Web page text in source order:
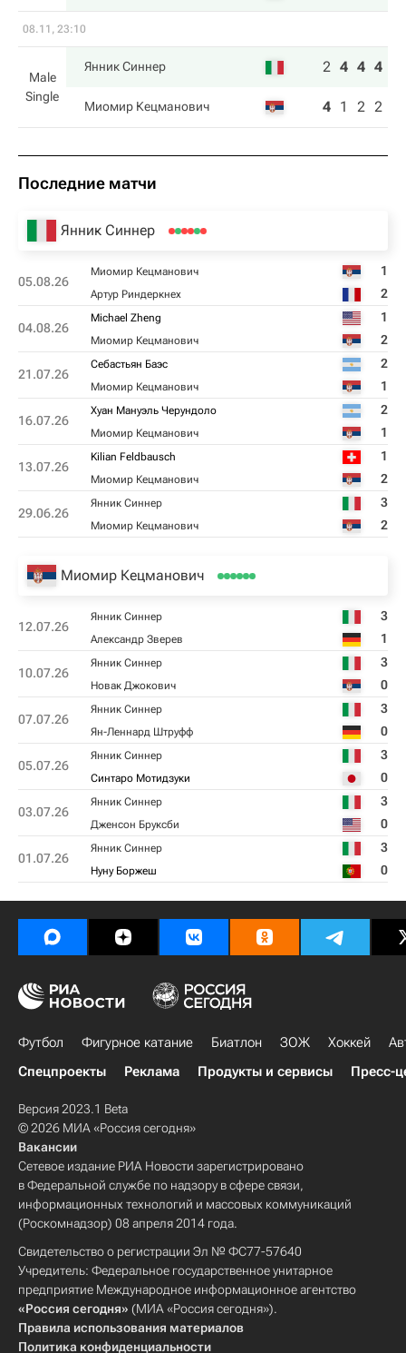
08.11, 23:10
Male
Single
Янник Синнер 2 4 4 4
Миомир Кецманович 4 1 2 2
Последние матчи
Янник Синнер
05.08.26
Миомир Кецманович 1
Артур Риндеркнех 2
04.08.26
Michael Zheng 1
Миомир Кецманович 2
21.07.26
Себастьян Баэс 2
Миомир Кецманович 1
16.07.26
Хуан Мануэль Черундоло 2
Миомир Кецманович 1
13.07.26
Kilian Feldbausch 1
Миомир Кецманович 2
29.06.26
Янник Синнер 3
Миомир Кецманович 2
Миомир Кецманович
12.07.26
Янник Синнер 3
Александр Зверев 1
10.07.26
Янник Синнер 3
Новак Джокович 0
07.07.26
Янник Синнер 3
Ян-Леннард Штруфф 0
05.07.26
Янник Синнер 3
Синтаро Мотидзуки 0
03.07.26
Янник Синнер 3
Дженсон Бруксби 0
01.07.26
Янник Синнер 3
Нуну Боржеш 0
Футбол Фигурное катание Биатлон ЗОЖ Хоккей
Спецпроекты
Реклама Продукты и сервисы Пресс-
Версия 2023.1 Beta
© 2026 МИА «Россия сегодня»
Вакансии
Сетевое издание РИА Новости зарегистрировано
в Федеральной службе по надзору в сфере связи,
информационных технологий и массовых коммуникаций
(Роскомнадзор) 08 апреля 2014 года.
Свидетельство о регистрации Эл № ФС77-57640
Учредитель: Федеральное государственное унитарное
предприятие Международное информационное агентство
«Россия сегодня» (МИА «Россия сегодня»).
Правила использования материалов
Политика конфиденциальности